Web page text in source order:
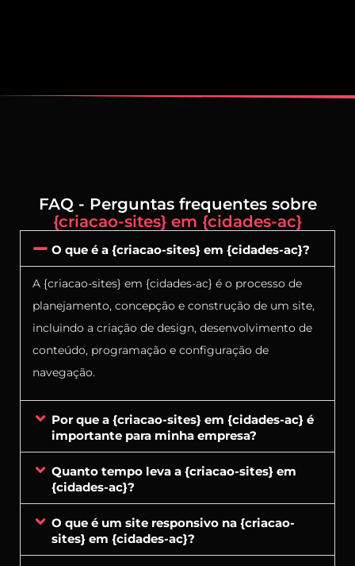
FAQ - Perguntas frequentes sobre
{criacao-sites} em {cidades-ac}
O que é a {criacao-sites} em {cidades-ac}?
A {criacao-sites} em {cidades-ac} é o processo de
planejamento, concepção e construção de um site,
incluindo a criação de design, desenvolvimento de
conteúdo, programação e configuração de
navegação.
Por que a {criacao-sites} em {cidades-ac} é
importante para minha empresa?
Quanto tempo leva a {criacao-sites} em
{cidades-ac}?
O que é um site responsivo na {criacao-
sites} em {cidades-ac}?